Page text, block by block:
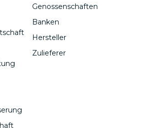
Genossenschaften
Banken
Hersteller
Zulieferer